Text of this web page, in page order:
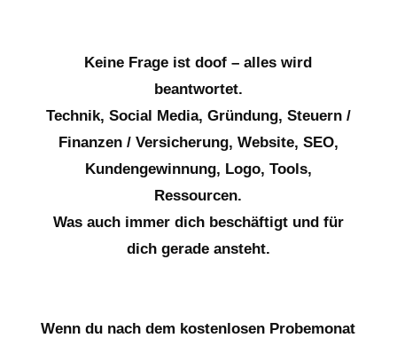
Keine Frage ist doof – alles wird
beantwortet.
Technik, Social Media, Gründung, Steuern /
Finanzen / Versicherung, Website, SEO,
Kundengewinnung, Logo, Tools,
Ressourcen.
Was auch immer dich beschäftigt und für
dich gerade ansteht.
Wenn du nach dem kostenlosen Probemonat